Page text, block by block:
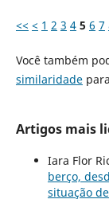
<< < 1 2 3 4 5 6 7
Você também
similaridade
Artigos mais
Iara Flor
berço,
situação